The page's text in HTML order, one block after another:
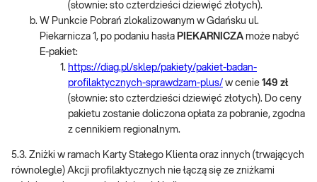
(słownie: sto czterdzieści dziewięć złotych).
W Punkcie Pobrań zlokalizowanym w Gdańsku ul.
Piekarnicza 1, po podaniu hasła PIEKARNICZA może nabyć
E-pakiet:
https://diag.pl/sklep/pakiety/pakiet-badan-
profilaktycznych-sprawdzam-plus/ w cenie 149 zł
(słownie: sto czterdzieści dziewięć złotych). Do ceny
pakietu zostanie doliczona opłata za pobranie, zgodna
z cennikiem regionalnym.
5.3. Zniżki w ramach Karty Stałego Klienta oraz innych (trwających
równolegle) Akcji profilaktycznych nie łączą się ze zniżkami